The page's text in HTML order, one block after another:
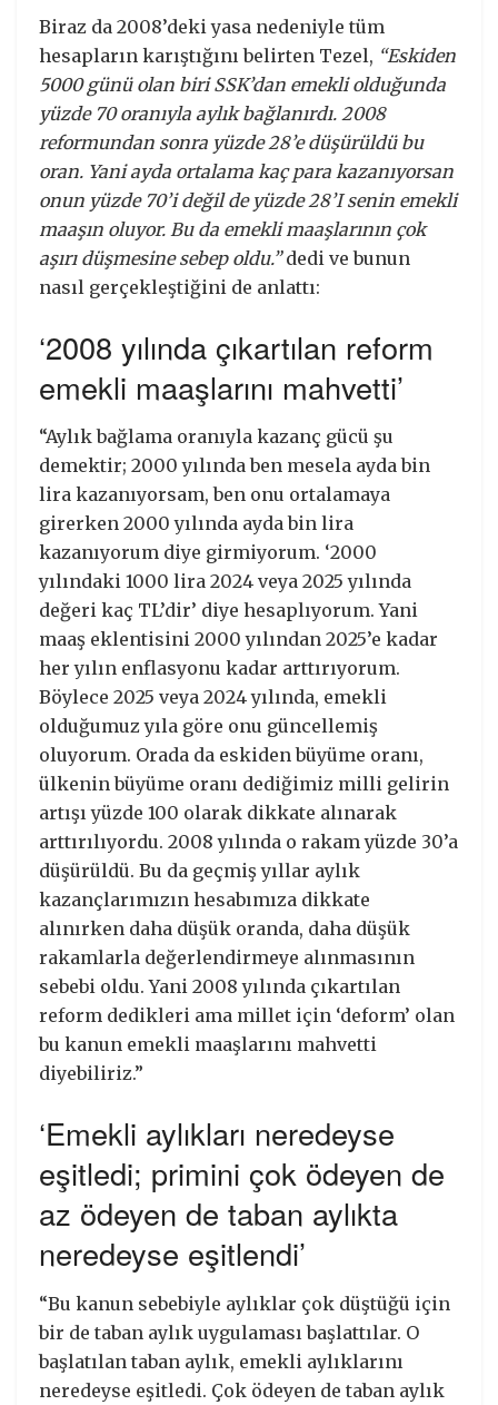
Biraz da 2008’deki yasa nedeniyle tüm
hesapların karıştığını belirten Tezel, “Eskiden
5000 günü olan biri SSK’dan emekli olduğunda
yüzde 70 oranıyla aylık bağlanırdı. 2008
reformundan sonra yüzde 28’e düşürüldü bu
oran. Yani ayda ortalama kaç para kazanıyorsan
onun yüzde 70’i değil de yüzde 28’I senin emekli
maaşın oluyor. Bu da emekli maaşlarının çok
aşırı düşmesine sebep oldu.”dedi ve bunun
nasıl gerçekleştiğini de anlattı:
‘2008 yılında çıkartılan reform
emekli maaşlarını mahvetti’
“Aylık bağlama oranıyla kazanç gücü şu
demektir; 2000 yılında ben mesela ayda bin
lira kazanıyorsam, ben onu ortalamaya
girerken 2000 yılında ayda bin lira
kazanıyorum diye girmiyorum. ‘2000
yılındaki 1000 lira 2024 veya 2025 yılında
değeri kaç TL’dir’ diye hesaplıyorum. Yani
maaş eklentisini 2000 yılından 2025’e kadar
her yılın enflasyonu kadar arttırıyorum.
Böylece 2025 veya 2024 yılında, emekli
olduğumuz yıla göre onu güncellemiş
oluyorum. Orada da eskiden büyüme oranı,
ülkenin büyüme oranı dediğimiz milli gelirin
artışı yüzde 100 olarak dikkate alınarak
arttırılıyordu. 2008 yılında o rakam yüzde 30’a
düşürüldü. Bu da geçmiş yıllar aylık
kazançlarımızın hesabımıza dikkate
alınırken daha düşük oranda, daha düşük
rakamlarla değerlendirmeye alınmasının
sebebi oldu. Yani 2008 yılında çıkartılan
reform dedikleri ama millet için ‘deform’ olan
bu kanun emekli maaşlarını mahvetti
diyebiliriz.”
‘Emekli aylıkları neredeyse
eşitledi; primini çok ödeyen de
az ödeyen de taban aylıkta
neredeyse eşitlendi’
“Bu kanun sebebiyle aylıklar çok düştüğü için
bir de taban aylık uygulaması başlattılar. O
başlatılan taban aylık, emekli aylıklarını
neredeyse eşitledi. Çok ödeyen de taban aylık